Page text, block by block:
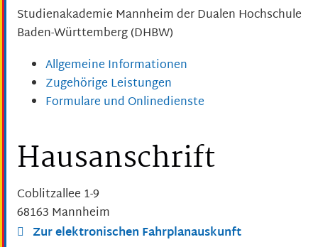
Studienakademie Mannheim der Dualen Hochschule
Baden-Württemberg (DHBW)
Allgemeine Informationen
Zugehörige Leistungen
Formulare und Onlinedienste
Hausanschrift
Coblitzallee 1-9
68163 Mannheim
Zur elektronischen Fahrplanauskunft